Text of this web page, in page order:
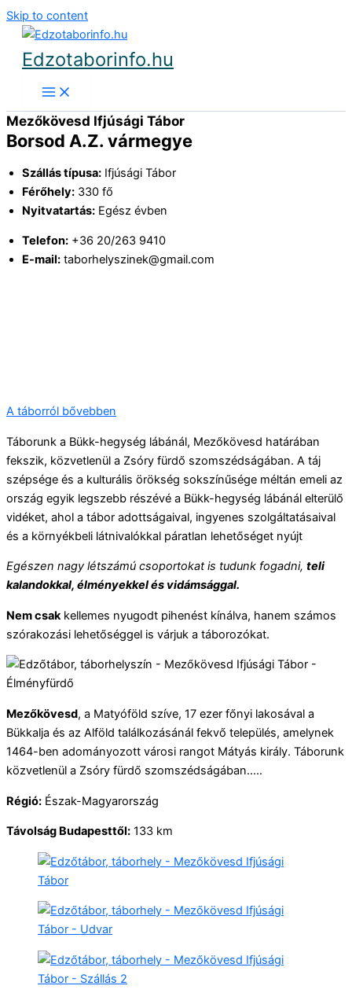
Skip to content
Edzotaborinfo.hu
Mezőkövesd Ifjúsági Tábor
Borsod A.Z. vármegye
Szállás típusa: Ifjúsági Tábor
Férőhely: 330 fő
Nyitvatartás: Egész évben
Telefon: +36 20/263 9410
E-mail: taborhelyszinek@gmail.com
A táborról bővebben
Táborunk a Bükk-hegység lábánál, Mezőkövesd határában
fekszik, közvetlenül a Zsóry fürdő szomszédságában. A táj
szépsége és a kulturális örökség sokszínűsége méltán emeli az
ország egyik legszebb részévé a Bükk-hegység lábánál elterülő
vidéket, ahol a tábor adottságaival, ingyenes szolgáltatásaival
és a környékbeli látnivalókkal páratlan lehetőséget nyújt
Egészen nagy létszámú csoportokat is tudunk fogadni, teli
kalandokkal, élményekkel és vidámsággal.
Nem csakkellemes nyugodt pihenést kínálva, hanem számos
szórakozási lehetőséggel is várjuk a táborozókat.
Mezőkövesd, a Matyóföld szíve, 17 ezer főnyi lakosával a
Bükkalja és az Alföld találkozásánál fekvő település, amelynek
1464-ben adományozott városi rangot Mátyás király. Táborunk
közvetlenül a Zsóry fürdő szomszédságában…..
Régió: Észak-Magyarország
Távolság Budapesttől: 133 km